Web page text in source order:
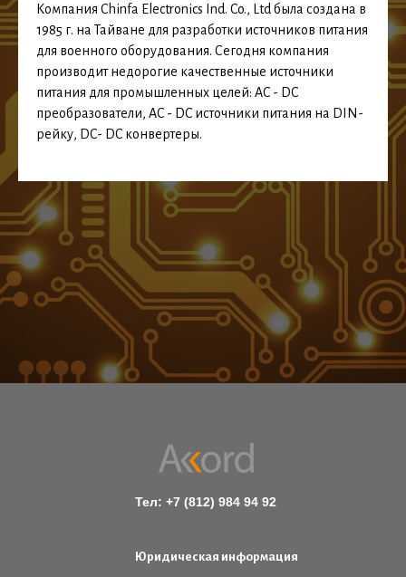
Компания Chinfa Electronics Ind. Co., Ltd была создана в
1985 г. на Тайване для разработки источников питания
для военного оборудования. Сегодня компания
производит недорогие качественные источники
питания для промышленных целей: AC - DC
преобразователи, AC - DC источники питания на DIN-
рейку, DC- DC конвертеры.
Юридическая информация
Тел: +7 (812) 984 94 92